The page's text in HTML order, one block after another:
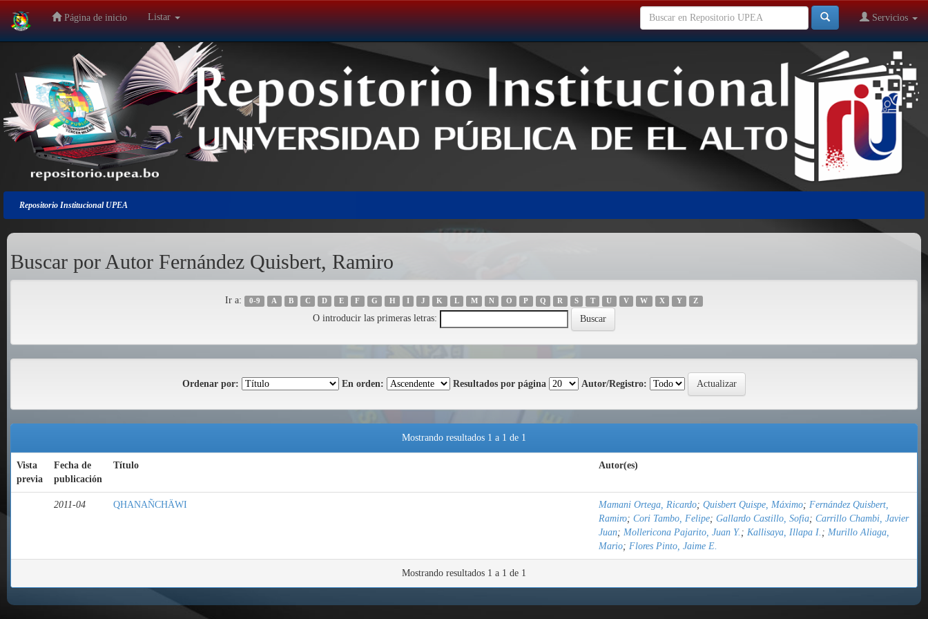
Salir
navegación
Página de inicio Listar Servicios
Repositorio Institucional UPEA
Buscar por Autor Fernández Quisbert, Ramiro
Ir a: 0-9 A B C D E F G H I J K L M N O P Q R S T U V W X Y Z
O introducir las primeras letras:
Ordenar por: En orden: Resultados por página Autor/Registro:
Mostrando resultados 1 a 1 de 1
Vista
previa
Fecha de
publicación
Título Autor(es)
2011-04 QHANAÑCHÄWI Mamani Ortega, Ricardo; Quisbert Quispe, Máximo; Fernández Quisbert,
Ramiro; Cori Tambo, Felipe; Gallardo Castillo, Sofia; Carrillo Chambi, Javier
Juan; Mollericona Pajarito, Juan Y. ; Kallisaya, Illapa I. ; Murillo Aliaga,
Mario; Flores Pinto, Jaime E.
Mostrando resultados 1 a 1 de 1